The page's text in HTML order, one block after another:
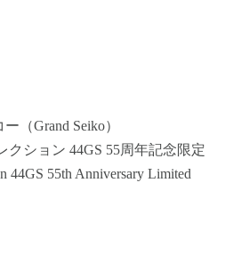
（Grand Seiko）
クション 44GS 55周年記念限定
44GS 55th Anniversary Limited